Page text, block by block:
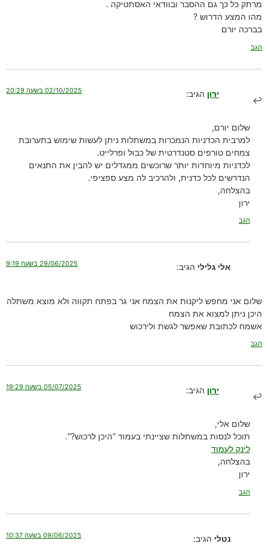
מרתק כל כך גם ההסבר ובוודאי האסתטיקה .
מהו המצע הדרוש ?
בברכה יורם
הגב
ירון הגיב: 02/10/2025 בשעה 20:29
שלום יורם,
למרבית הכדניות הנמכרות במשתלות ניתן לעשות שימוש בתערובת
צמחים טורפים סטנדרטית של כבול ופרלייט.
לכדניות מיוחדות יותר שרוכשים ממגדלים יש להבין את התנאים
הנדרשים לכל כדנית, ולהרכיב לה מצע ספציפי.
בהצלחה,
ירון
הגב
אלי גלילי הגיב: 29/06/2025 בשעה 9:19
שלום אני מחפש ליקנות את הצמח אני גר בפתח תקווה ולא מוצא משתלה
היכן ניתן למצוא את הצמח
אשמח לכתובת שאפשר לגשת ולירכוש
הגב
ירון הגיב: 05/07/2025 בשעה 19:29
שלום אלי,
תוכל לנסות במשתלות שציינתי בעמוד “היכן לרכוש?”.
לינק לעמוד
בהצלחה,
ירון
הגב
נטלי הגיב: 09/06/2025 בשעה 10:37